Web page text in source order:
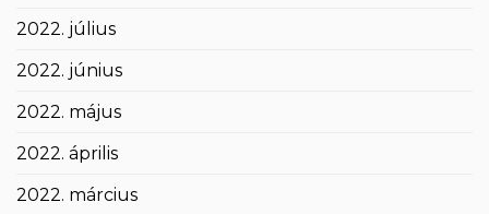
2022. július
2022. június
2022. május
2022. április
2022. március